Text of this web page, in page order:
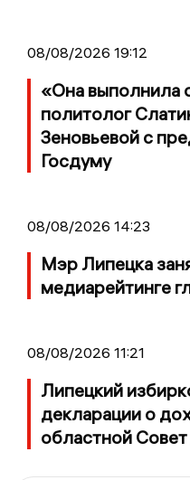
08/08/2026 19:12
«Она выполнила
политолог
Зеновьевой с
Госдуму
08/08/2026 14:23
Мэр Липецка
медиарейтинге
08/08/2026 11:21
Липецкий
декларации о
областной